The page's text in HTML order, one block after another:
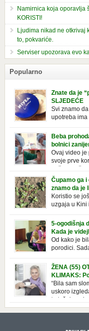
Namirnica koja oporavlja
KORISTI!
Ljudima nikad ne otkrivaj
to, pokvariće.
Serviser upozorava evo
Popularno
Znate da je
SLJEDEĆE
Svi znamo
upotreba
o njoj. Nivea
prepoznatljivog mirisa i
u kupatilima i muškaraca i
čak nose sa […]
Beba
bolnici
Ovaj video je
svoje prve
baš
novorođenih beba. Video
miliona ljudi. Ove babice
beba želi […]
Čupamo ga
znamo da je
Koristio se
uzgaja u Kini
čupamo ga i bacamo kao
“korov” koji, ka­da nam se
5-ogodišnja
Kada je
Od kako je
porodici.
je bio veoma poseban za
postao još čarobniji,
Daniel. Njenoj novoj
ŽENA (55)
KLIMAKS:
“Bila sam
uskoro
to težak
gotovo da nema lijeka”,